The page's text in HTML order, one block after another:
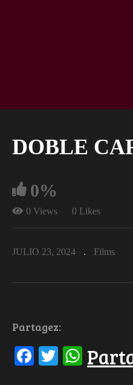
DOBLE
0%
0 Views 0 Likes
JULIO 23, 2024 Films
Partagez:
Facebook
Twitter